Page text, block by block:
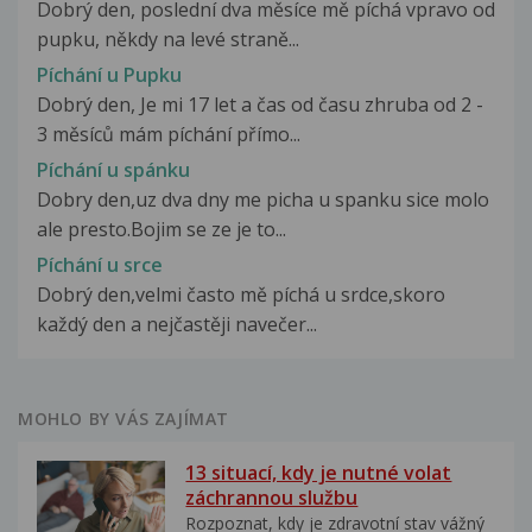
Dobrý den, poslední dva měsíce mě píchá vpravo od
pupku, někdy na levé straně...
Píchání u Pupku
Dobrý den, Je mi 17 let a čas od času zhruba od 2 -
3 měsíců mám píchání přímo...
Píchání u spánku
Dobry den,uz dva dny me picha u spanku sice molo
ale presto.Bojim se ze je to...
Píchání u srce
Dobrý den,velmi často mě píchá u srdce,skoro
každý den a nejčastěji navečer...
MOHLO BY VÁS ZAJÍMAT
13 situací, kdy je nutné volat
záchrannou službu
Rozpoznat, kdy je zdravotní stav vážný